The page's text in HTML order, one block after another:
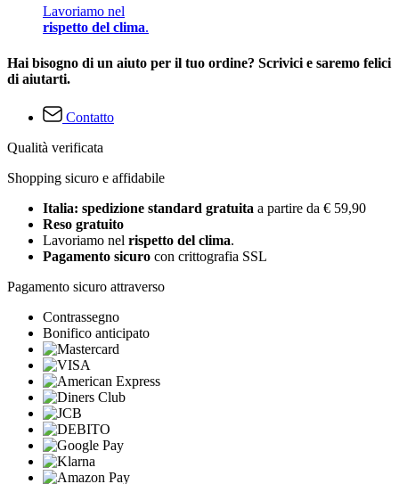
Lavoriamo nel
rispetto del clima.
Hai bisogno di un aiuto per il tuo ordine? Scrivici e saremo felici
di aiutarti.
Contatto
Qualità verificata
Shopping sicuro e affidabile
Italia: spedizione standard gratuita a partire da € 59,90
Reso gratuito
Lavoriamo nel rispetto del clima.
Pagamento sicuro con crittografia SSL
Pagamento sicuro attraverso
Contrassegno
Bonifico anticipato